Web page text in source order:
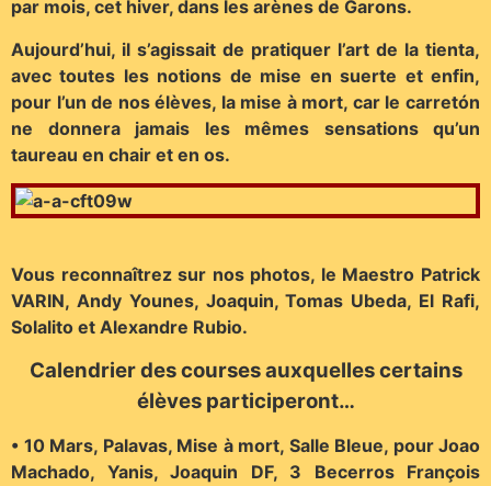
par mois, cet hiver, dans les arènes de Garons.
Aujourd’hui, il s’agissait de pratiquer l’art de la tienta,
avec toutes les notions de mise en suerte et enfin,
pour l’un de nos élèves, la mise à mort, car le carretón
ne donnera jamais les mêmes sensations qu’un
taureau en chair et en os.
Vous reconnaîtrez sur nos photos, le Maestro Patrick
VARIN, Andy Younes, Joaquin, Tomas Ubeda, El Rafi,
Solalito et Alexandre Rubio.
Calendrier des courses auxquelles certains
élèves participeront…
• 10 Mars, Palavas, Mise à mort, Salle Bleue, pour Joao
Machado, Yanis, Joaquin DF, 3 Becerros François